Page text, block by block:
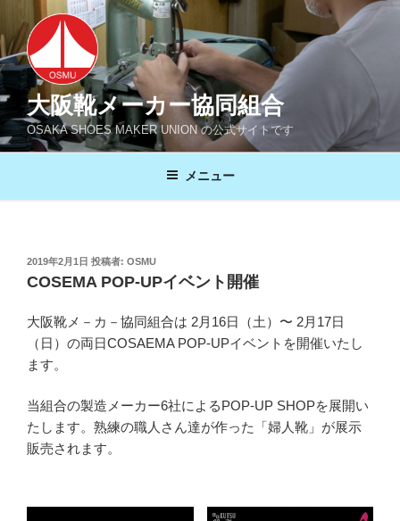
ン
テ
ン
ツ
へ
ス
プ
大阪靴メーカー協同組合
OSAKA SHOES MAKER UNION の公式サイトです
メニュー
投
稿
2019年2月1日 投稿者: OSMU
COSEMA POP-UPイベント開催
大阪靴メ－カ－協同組合は 2月16日（土）〜 2月17日
（日）の両日COSAEMA POP-UPイベントを開催いたし
ます。
当組合の製造メーカー6社によるPOP-UP SHOPを展開い
たします。熟練の職人さん達が作った「婦人靴」が展示
販売されます。